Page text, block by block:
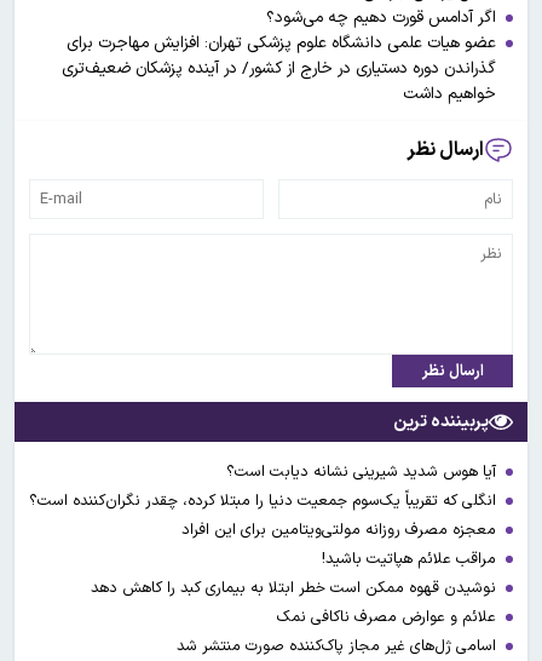
اگر آدامس قورت دهیم چه می‌شود؟
عضو هیات علمی دانشگاه علوم پزشکی تهران: افزایش مهاجرت برای
گذراندن دوره دستیاری در خارج از کشور/ در آینده پزشکان ضعیف‌تری
خواهیم داشت
ارسال نظر
ارسال نظر
پربیننده ترین
آیا هوس شدید شیرینی نشانه دیابت است؟
انگلی که تقریباً یک‌سوم جمعیت دنیا را مبتلا کرده، چقدر نگران‌کننده است؟
معجزه مصرف روزانه مولتی‌ویتامین برای این افراد
مراقب علائم هپاتیت باشید!
نوشیدن قهوه ممکن است خطر ابتلا به بیماری کبد را کاهش دهد
علائم و عوارض مصرف ناکافی نمک
اسامی ژل‌های غیر مجاز پاک‌کننده صورت منتشر شد